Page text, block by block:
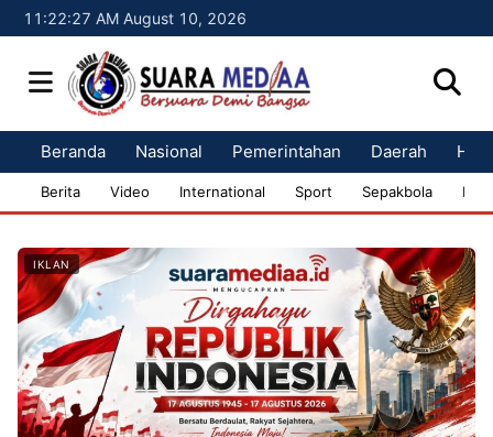
11:22:28 AM August 10, 2026
Beranda Nasional Pemerintahan Daerah
Berita Video International Sport Sepakbola
IKLAN